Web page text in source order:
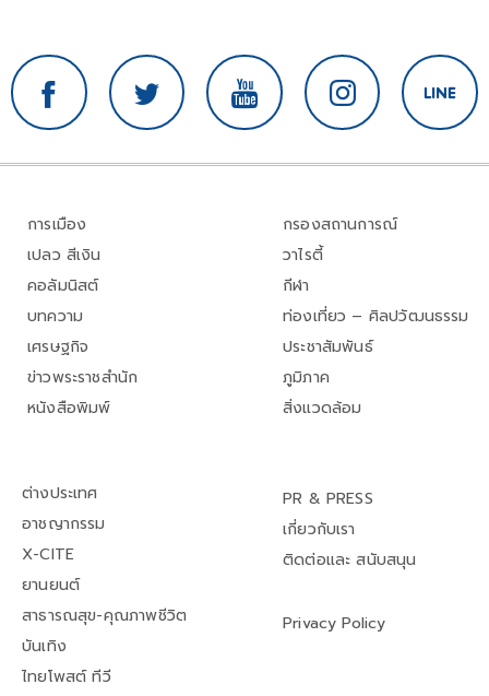
การเมือง
เปลว สีเงิน
คอลัมนิสต์
บทความ
เศรษฐกิจ
ข่าวพระราชสำนัก
หนังสือพิมพ์
กรองสถานการณ์
วาไรตี้
กีฬา
ท่องเที่ยว – ศิลปวัฒนธรรม
ประชาสัมพันธ์
ภูมิภาค
สิ่งแวดล้อม
ต่างประเทศ
อาชญากรรม
X-CITE
ยานยนต์
สาธารณสุข-คุณภาพชีวิต
บันเทิง
ไทยโพสต์ ทีวี
PR & PRESS
เกี่ยวกับเรา
ติดต่อและ สนับสนุน
Privacy Policy